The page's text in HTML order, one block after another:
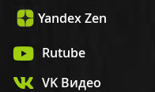
Yandex Zen
Rutube
VK Видео